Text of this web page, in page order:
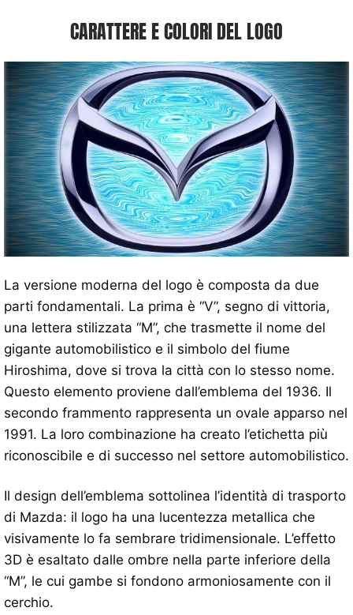
CARATTERE E COLORI DEL LOGO
La versione moderna del logo è composta da due
parti fondamentali. La prima è “V”, segno di vittoria,
una lettera stilizzata “M”, che trasmette il nome del
gigante automobilistico e il simbolo del fiume
Hiroshima, dove si trova la città con lo stesso nome.
Questo elemento proviene dall’emblema del 1936. Il
secondo frammento rappresenta un ovale apparso nel
1991. La loro combinazione ha creato l’etichetta più
riconoscibile e di successo nel settore automobilistico.
Il design dell’emblema sottolinea l’identità di trasporto
di Mazda: il logo ha una lucentezza metallica che
visivamente lo fa sembrare tridimensionale. L’effetto
3D è esaltato dalle ombre nella parte inferiore della
“M”, le cui gambe si fondono armoniosamente con il
cerchio.